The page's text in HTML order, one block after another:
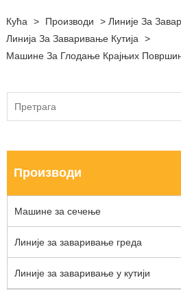
Кућа > Производи > Линије За
Линија За Заваривање Кутија >
Машине За Глодање Крајњих
Производи
Машине за сечење
Линије за заваривање греда
Линије за заваривање у кутији